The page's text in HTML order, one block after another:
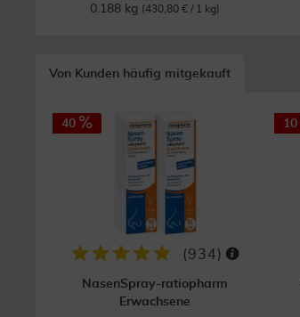
0.188 kg (430,80 € / 1 kg)
Von Kunden häufig mitgekauft
40
(934)
NasenSpray-ratiopharm
Erwachsene
10